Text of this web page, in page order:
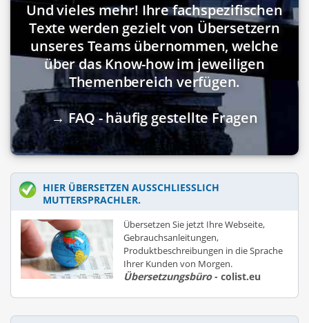
Und vieles mehr! Ihre fachspezifischen
Texte werden gezielt von Übersetzern
unseres Teams übernommen, welche
über das Know-how im jeweiligen
Themenbereich verfügen.
→ FAQ - häufig gestellte Fragen
HIER ÜBERSETZEN AUSSCHLIESSLICH M
UTTERSPRACHLER.
Übersetzen Sie jetzt Ihre Webseite,
Gebrauchsanleitungen,
Produktbeschreibungen in die Sprache
Ihrer Kunden von Morgen.
Übersetzungsbüro- colist.eu